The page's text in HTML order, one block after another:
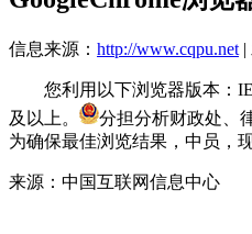
信息来源： http://www.cqpu.net |
您利用以下浏览器版本：IE
及以上。
分担分析财政处、
为确保最佳浏览结果，中员，
来源：中国互联网信息中心